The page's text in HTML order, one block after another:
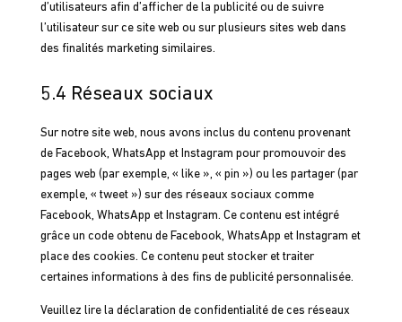
d’utilisateurs afin d’afficher de la publicité ou de suivre
l’utilisateur sur ce site web ou sur plusieurs sites web dans
des finalités marketing similaires.
5.4 Réseaux sociaux
Sur notre site web, nous avons inclus du contenu provenant
de Facebook, WhatsApp et Instagram pour promouvoir des
pages web (par exemple, « like », « pin ») ou les partager (par
exemple, « tweet ») sur des réseaux sociaux comme
Facebook, WhatsApp et Instagram. Ce contenu est intégré
grâce un code obtenu de Facebook, WhatsApp et Instagram et
place des cookies. Ce contenu peut stocker et traiter
certaines informations à des fins de publicité personnalisée.
Veuillez lire la déclaration de confidentialité de ces réseaux